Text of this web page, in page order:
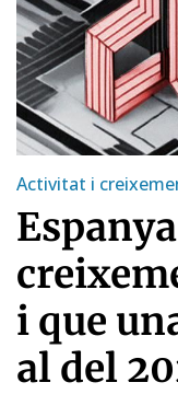
Activitat i
i que
al del